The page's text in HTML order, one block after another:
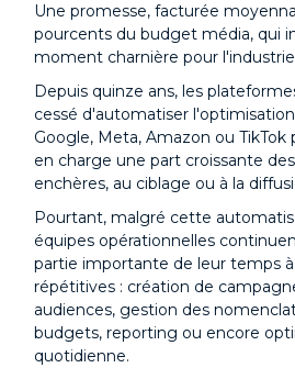
Une promesse, facturée
pourcents du budget média, qui
moment charnière pour
Depuis quinze ans, les
cessé d'automatiser
Google, Meta, Amazon ou
en charge une part croissante
enchères, au ciblage ou à la
Pourtant, malgré cette
équipes opérationnelles
partie importante de leur temps
répétitives : création de
audiences, gestion des
budgets, reporting ou encore
quotidienne.